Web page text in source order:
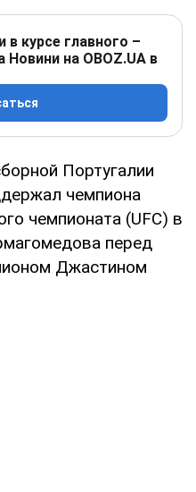
в курсе главного –
Новини на OBOZ.UA в
Португалии
чемпиона
чемпионата (UFC) в
перед
Джастином